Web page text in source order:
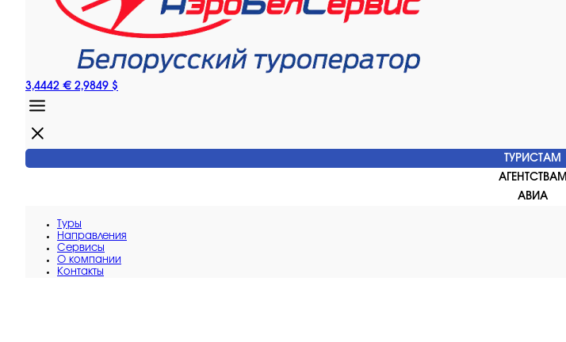
3,4442 € 2,9849 $
ТУРИСТАМ
АГЕНТСТВАМ
АВИА
Туры
Направления
Сервисы
O компании
Контакты